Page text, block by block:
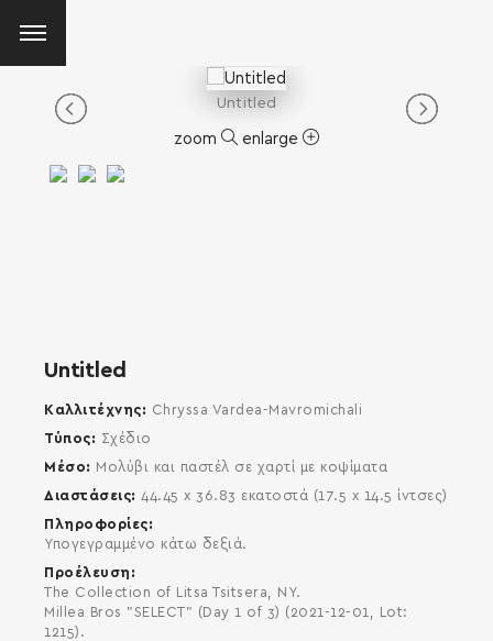
Untitled
zoom enlarge
Untitled
Καλλιτέχνης
Chryssa Vardea-Mavromichali
Τύπος
Σχέδιο
Μέσο
Μολύβι και παστέλ σε χαρτί με κοψίματα
Διαστάσεις
44.45 x 36.83 εκατοστά (17.5 x 14.5 ίντσες)
Πληροφορίες
Υπογεγραμμένο κάτω δεξιά.
Προέλευση
The Collection of Litsa Tsitsera, NY.
Millea Bros "SELECT" (Day 1 of 3) (2021-12-01, Lot:
1215).